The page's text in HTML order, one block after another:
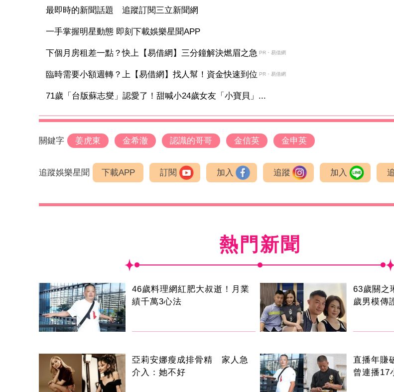
最即時的新聞話題 追蹤訂閱三立新聞網
一手掌握明星動態 即刻下載娛樂星聞APP
下個月房租差一點？快上【易借網】三分鐘解決燃眉之急 PR・易借網
臨時需要小額週轉？上【易借網】找人幫！資金快速到位 PR・易借網
71歲「台版蘇志燮」認愛了！甜喊小24歲女友「小寶貝」...
關鍵字 姜虎東 金希澈 認識的哥哥 金信英 金申英
追蹤娛樂星聞 下載APP 訂閱 加入 追蹤 加入
熱門新聞
46歲料理網紅肥大叔逝！月業
績千萬3心法
63歲關之
歲男模傳
亞莉安娜瘦成排骨精 家人急
介入：她不好
直播年賺
曾連播17